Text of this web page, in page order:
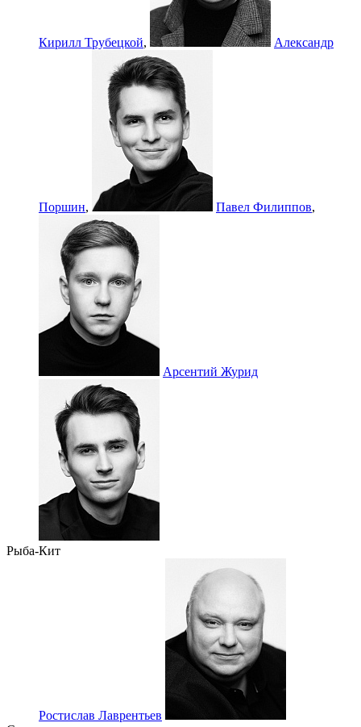
Кирилл Трубецкой, Александр
Поршин, Павел Филиппов,
Арсентий Журид
Рыба-Кит
Ростислав Лаврентьев